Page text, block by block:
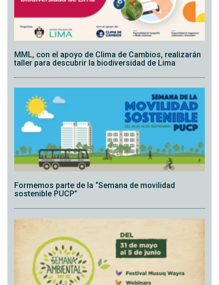
MML, con el apoyo de Clima de Cambios, realizarán
taller para descubrir la biodiversidad de Lima
Formemos parte de la “Semana de movilidad
sostenible PUCP”